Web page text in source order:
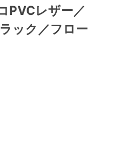
PVCレザー／
ック／フロー